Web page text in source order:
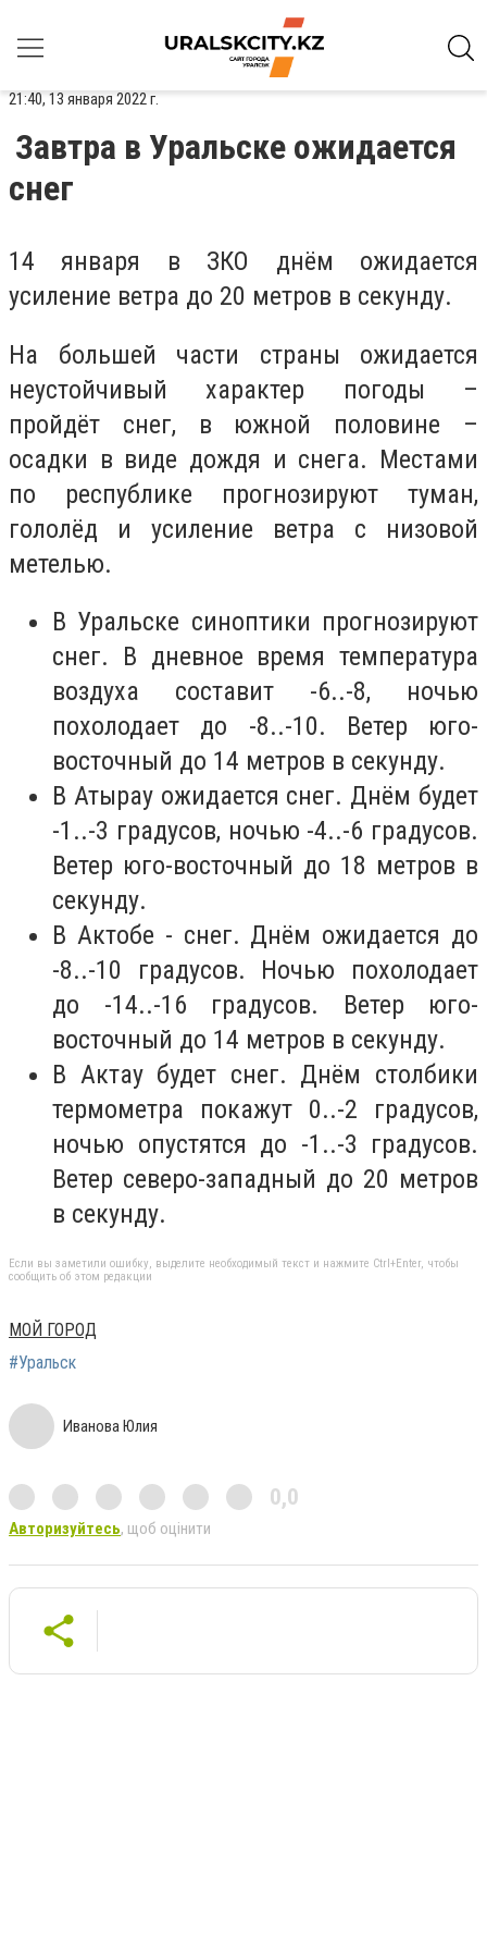
21:40, 13 января 2022 г.
Завтра в Уральске ожидается
снег
14 января в ЗКО днём ожидается
усиление ветра до 20 метров в секунду.
На большей части страны ожидается
неустойчивый характер погоды –
пройдёт снег, в южной половине –
осадки в виде дождя и снега. Местами
по республике прогнозируют туман,
гололёд и усиление ветра с низовой
метелью.
В Уральске синоптики прогнозируют
снег. В дневное время температура
воздуха составит -6..-8, ночью
похолодает до -8..-10. Ветер юго-
восточный до 14 метров в секунду.
В Атырау ожидается снег. Днём будет
-1..-3 градусов, ночью -4..-6 градусов.
Ветер юго-восточный до 18 метров в
секунду.
В Актобе - снег. Днём ожидается до
-8..-10 градусов. Ночью похолодает
до -14..-16 градусов. Ветер юго-
восточный до 14 метров в секунду.
В Актау будет снег. Днём столбики
термометра покажут 0..-2 градусов,
ночью опустятся до -1..-3 градусов.
Ветер северо-западный до 20 метров
в секунду.
Если вы заметили ошибку, выделите необходимый текст и нажмите Ctrl+Enter, чтобы
сообщить об этом редакции
МОЙ ГОРОД
#Уральск
Иванова Юлия
0,0
Авторизуйтесь, щоб оцінити